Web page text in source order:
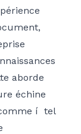
aborde
échine
í tel